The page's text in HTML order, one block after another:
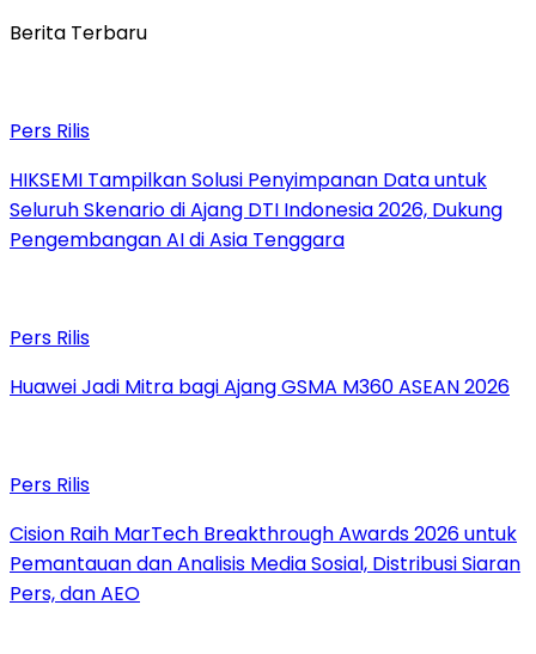
Berita Terbaru
Pers Rilis
HIKSEMI Tampilkan Solusi Penyimpanan Data untuk
Seluruh Skenario di Ajang DTI Indonesia 2026, Dukung
Pengembangan AI di Asia Tenggara
Pers Rilis
Huawei Jadi Mitra bagi Ajang GSMA M360 ASEAN 2026
Pers Rilis
Cision Raih MarTech Breakthrough Awards 2026 untuk
Pemantauan dan Analisis Media Sosial, Distribusi Siaran
Pers, dan AEO